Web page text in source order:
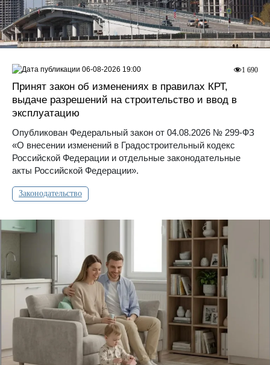
Принят закон об изменениях в правилах КРТ,
выдаче разрешений на строительство и ввод в
эксплуатацию
Опубликован Федеральный закон от 04.08.2026 № 299-ФЗ
«О внесении изменений в Градостроительный кодекс
Российской Федерации и отдельные законодательные
акты Российской Федерации».
Законодательство
1 690
06-08-2026 19:00